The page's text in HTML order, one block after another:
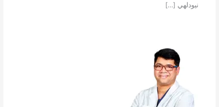
نيودلهي […]